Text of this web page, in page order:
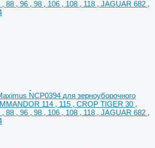
NCP0394 для зерноуборочного
114 , 115 , CROP TIGER 30 ,
88 , 96 , 98 , 106 , 108 , 118 , JAGUAR 682 ,